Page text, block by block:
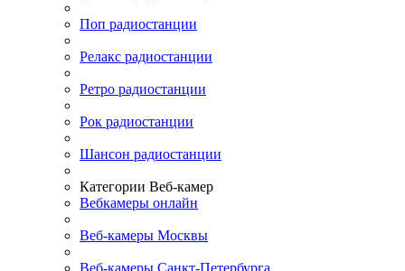
Поп радиостанции
Релакс радиостанции
Ретро радиостанции
Рок радиостанции
Шансон радиостанции
Категории Веб-камер
Вебкамеры онлайн
Веб-камеры Москвы
Веб-камеры Санкт-Петербурга